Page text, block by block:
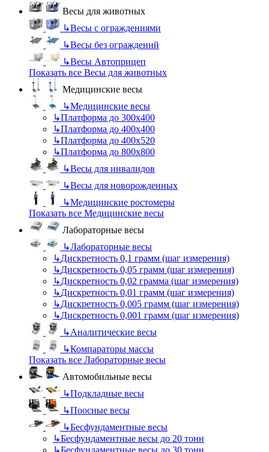
Весы для животных
↳Весы с ограждениями
↳Весы без ограждений
↳Весы Автоприцеп
Показать все Весы для животных
Медицинские весы
↳Медицинские весы
↳Платформа до 300х400
↳Платформа до 400х400
↳Платформа до 400х520
↳Платформа до 800х800
↳Весы для инвалидов
↳Весы для новорожденных
↳Медицинские ростомеры
Показать все Медицинские весы
Лабораторные весы
↳Лабораторные весы
↳Дискретность 0,1 грамм (шаг измерения)
↳Дискретность 0,05 грамм (шаг измерения)
↳Дискретность 0,02 грамма (шаг измерения)
↳Дискретность 0,01 грамм (шаг измерения)
↳Дискретность 0,005 грамм (шаг измерения)
↳Дискретность 0,001 грамм (шаг измерения)
↳Аналитические весы
↳Компараторы массы
Показать все Лабораторные весы
Автомобильные весы
↳Подкладные весы
↳Поосные весы
↳Бесфундаментные весы
↳Бесфундаментные весы до 20 тонн
↳Бесфундаментные весы до 30 тонн